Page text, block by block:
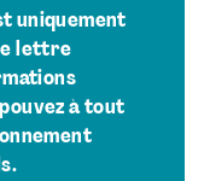
uniquement
lettre
à tout